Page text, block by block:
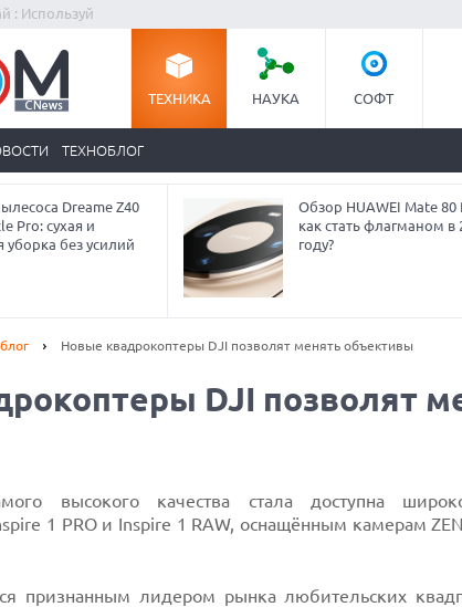
: Используй
ТЕХНИКА НАУКА СОФТ
ТЕХНОБЛОГ
Dreame Z40
Pro: сухая и
уборка без усилий
Обзор HUAWEI Mate 80
как стать флагманом в
году?
Новые квадрокоптеры DJI позволят менять объективы
DJI позволят
высокого качества стала доступна
1 PRO и Inspire 1 RAW, оснащённым камерам
признанным лидером рынка любительских